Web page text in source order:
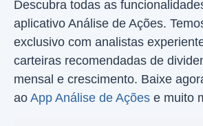
Descubra todas as
aplicativo Análise de Ações.
exclusivo com analistas
carteiras recomendadas de
mensal e crescimento. Baixe
ao App Análise de Ações e muito